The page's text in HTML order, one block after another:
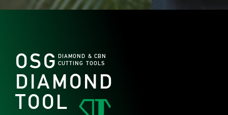
OSG
DIAMOND
TOOL
DIAMOND & CBN
CUTTING TOOLS